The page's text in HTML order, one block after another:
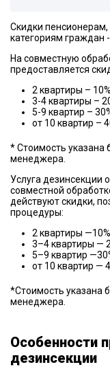
Скидки
категориям граждан
На совместную
предоставляется
2 квартиры –
3-4 квартиры –
5-9 квартир –
от 10 квартир –
* Стоимость указана
менеджера.
Услуга дезинсекции
совместной
действуют скидки,
процедуры:
2 квартиры —10%
3–4 квартиры —
5–9 квартир
от 10 квартир —
*Стоимость указана
менеджера.
Особенности
дезинсекции